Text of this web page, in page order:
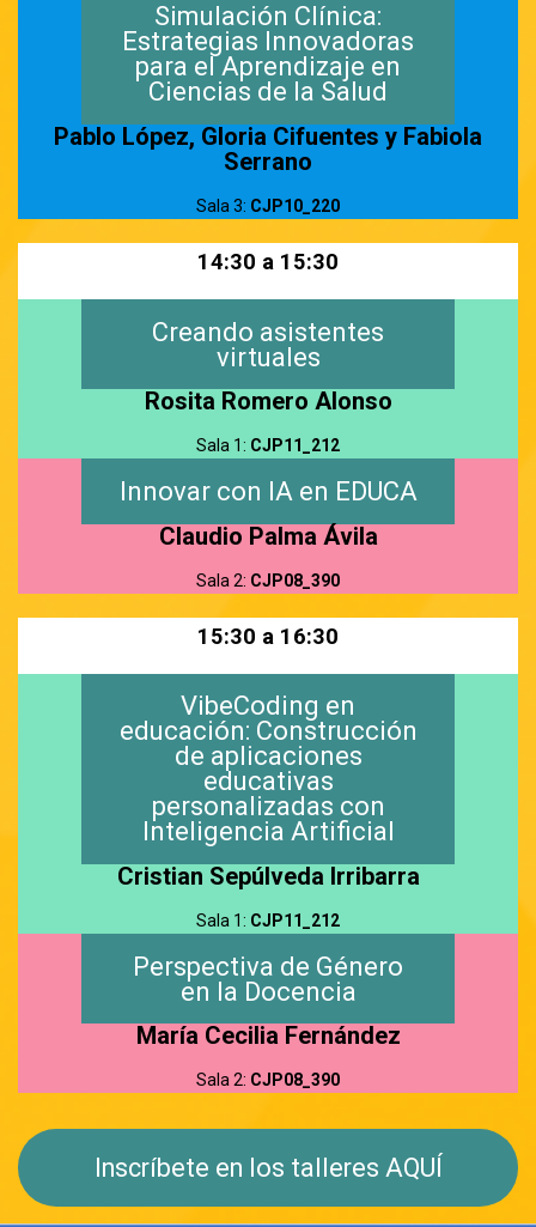
Simulación Clínica:
Estrategias Innovadoras
para el Aprendizaje en
Ciencias de la Salud
Pablo López, Gloria Cifuentes y Fabiola
Serrano
Sala 3: CJP10_220
14:30 a 15:30
Creando asistentes
virtuales
Rosita Romero Alonso
Sala 1: CJP11_212
Innovar con IA en EDUCA
Claudio Palma Ávila
Sala 2: CJP08_390
15:30 a 16:30
VibeCoding en
educación: Construcción
de aplicaciones
educativas
personalizadas con
Inteligencia Artificial
Cristian Sepúlveda Irribarra
Sala 1: CJP11_212
Perspectiva de Género
en la Docencia
María Cecilia Fernández
Sala 2: CJP08_390
Inscríbete en los talleres AQUÍ